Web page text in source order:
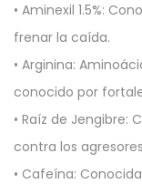
• Aminexil 1.5%:
frenar la caída.
• Arginina:
conocido por
• Raíz de
contra los
• Cafeína: